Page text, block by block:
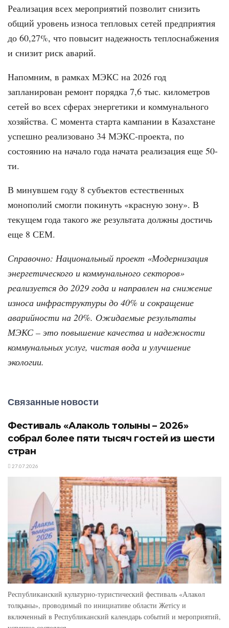
Реализация всех мероприятий позволит снизить
общий уровень износа тепловых сетей предприятия
до 60,27%, что повысит надежность теплоснабжения
и снизит риск аварий.
Напомним, в рамках МЭКС на 2026 год
запланирован ремонт порядка 7,6 тыс. километров
сетей во всех сферах энергетики и коммунального
хозяйства. С момента старта кампании в Казахстане
успешно реализовано 34 МЭКС-проекта, по
состоянию на начало года начата реализация еще 50-
ти.
В минувшем году 8 субъектов естественных
монополий смогли покинуть «красную зону». В
текущем года такого же результата должны достичь
еще 8 СЕМ.
Справочно: Национальный проект «Модернизация
энергетического и коммунального секторов»
реализуется до 2029 года и направлен на снижение
износа инфраструктуры до 40% и сокращение
аварийности на 20%. Ожидаемые результаты
МЭКС – это повышение качества и надежности
коммунальных услуг, чистая вода и улучшение
экологии.
Связанные новости
Фестиваль «Алаколь толқыны – 2026»
собрал более пяти тысяч гостей из шести
стран
27.07.2026
Республиканский культурно-туристический фестиваль «Алакөл
толқыны», проводимый по инициативе области Жетісу и
включенный в Республиканский календарь событий и мероприятий,